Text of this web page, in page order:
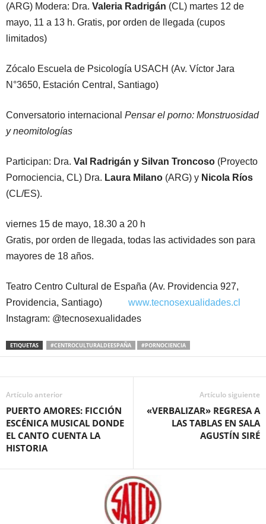
(ARG) Modera: Dra. Valeria Radrigán (CL) martes 12 de
mayo, 11 a 13 h. Gratis, por orden de llegada (cupos
limitados)
Zócalo Escuela de Psicología USACH (Av. Víctor Jara
N°3650, Estación Central, Santiago)
Conversatorio internacional Pensar el porno: Monstruosidad
y neomitologías
Participan: Dra. Val Radrigán y Silvan Troncoso (Proyecto
Pornociencia, CL) Dra. Laura Milano (ARG) y Nicola Ríos
(CL/ES).
viernes 15 de mayo, 18.30 a 20 h
Gratis, por orden de llegada, todas las actividades son para
mayores de 18 años.
Teatro Centro Cultural de España (Av. Providencia 927,
Providencia, Santiago) www.tecnosexualidades.cl
Instagram: @tecnosexualidades
ETIQUETAS #CENTROCULTURALDEESPAÑA #PORNOCIENCIA
Artículo anterior
PUERTO AMORES: FICCIÓN
ESCÉNICA MUSICAL DONDE
EL CANTO CUENTA LA
HISTORIA
Artículo siguiente
«VERBALIZAR» REGRESA A
LAS TABLAS EN SALA
AGUSTÍN SIRÉ